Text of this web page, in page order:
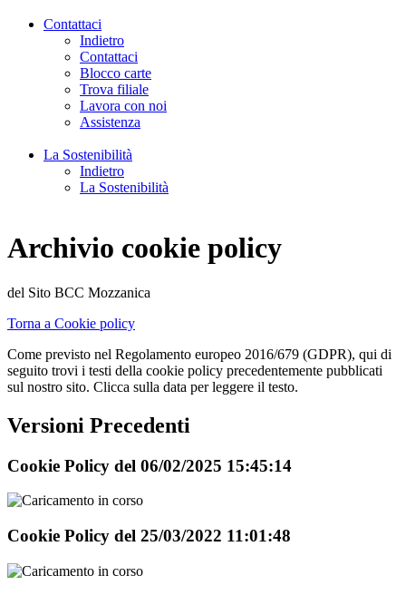
Contattaci
Indietro
Contattaci
Blocco carte
Trova filiale
Lavora con noi
Assistenza
La Sostenibilità
Indietro
La Sostenibilità
Archivio cookie policy
del Sito BCC Mozzanica
Torna a Cookie policy
Come previsto nel Regolamento europeo 2016/679 (GDPR), qui di
seguito trovi i testi della cookie policy precedentemente pubblicati
sul nostro sito. Clicca sulla data per leggere il testo.
Versioni Precedenti
Cookie Policy del 06/02/2025 15:45:14
Cookie Policy del 25/03/2022 11:01:48